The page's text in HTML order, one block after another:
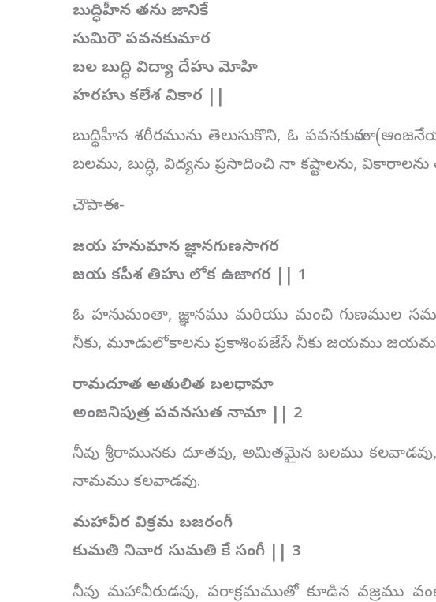
బుద్ధిహీన తను జానికే
సుమిరౌ పవనకుమార
బల బుద్ధి విద్యా దేహు మోహి
హరహు కలేశ వికార ||
బుద్ధిహీన శరీరమును తెలుసుకొని, ఓ పవనకుమారా
బలము, బుద్ధి, విద్యను ప్రసాదించి నా కష్టాలను,
చౌపాఈ-
జయ హనుమాన జ్ఞానగుణసాగర
జయ కపీశ తిహు లోక ఉజాగర || 1
ఓ హనుమంతా, జ్ఞానము మరియు మంచి గుణముల
నీకు, మూడులోకాలను ప్రకాశింపజేసే నీకు జయము
రామదూత అతులిత బలధామా
అంజనిపుత్ర పవనసుత నామా || 2
నీవు శ్రీరామునకు దూతవు, అమితమైన బలము
నామము కలవాడవు.
మహావీర విక్రమ బజరంగీ
కుమతి నివార సుమతి కే సంగీ || 3
నీవు మహావీరుడవు, పరాక్రమముతో కూడిన వజ్రము